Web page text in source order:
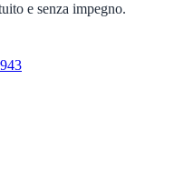
e senza impegno.